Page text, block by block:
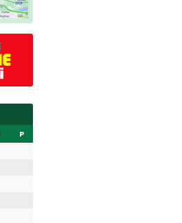
P